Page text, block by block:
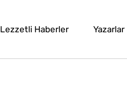
Lezzetli Haberler Yazarlar